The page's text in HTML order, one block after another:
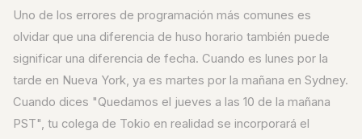
Uno de los errores de programación más comunes es
olvidar que una diferencia de huso horario también puede
significar una diferencia de fecha. Cuando es lunes por la
tarde en Nueva York, ya es martes por la mañana en Sydney.
Cuando dices "Quedamos el jueves a las 10 de la mañana
PST", tu colega de Tokio en realidad se incorporará el